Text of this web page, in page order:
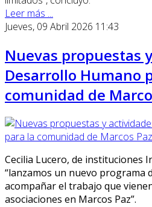
Leer más ...
Jueves, 09 Abril 2026 11:43
Nuevas propuestas
Desarrollo Humano
comunidad de
Cecilia Lucero, de instituciones
“lanzamos un nuevo programa
acompañar el trabajo que
asociaciones en Marcos Paz”.